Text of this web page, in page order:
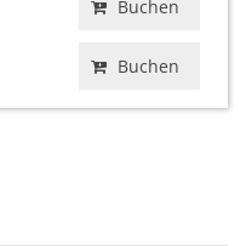
Buchen
Buchen